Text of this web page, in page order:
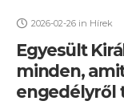
2026-02-26 in Hírek
Egyesült
minden,
engedélyről